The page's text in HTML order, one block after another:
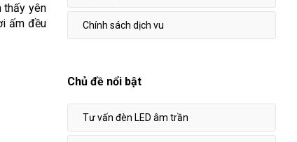
thấy yên
ấm đều
Chính sách dịch vu
Chủ đề nổi bật
Tư vấn đèn LED âm trần